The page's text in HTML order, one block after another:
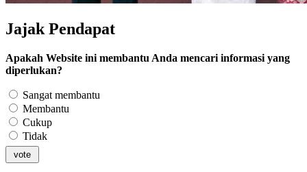
Jajak Pendapat
Apakah Website ini membantu Anda mencari informasi yang
diperlukan?
Sangat membantu
Membantu
Cukup
Tidak